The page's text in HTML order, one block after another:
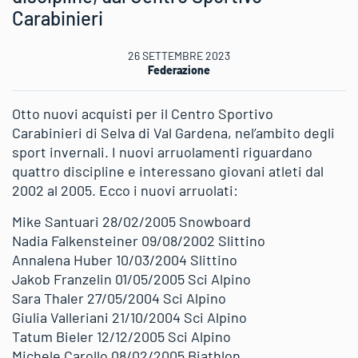
Carabinieri
26 SETTEMBRE 2023
Federazione
Otto nuovi acquisti per il Centro Sportivo
Carabinieri di Selva di Val Gardena, nel’ambito degli
sport invernali. I nuovi arruolamenti riguardano
quattro discipline e interessano giovani atleti dal
2002 al 2005. Ecco i nuovi arruolati:
Mike Santuari 28/02/2005 Snowboard
Nadia Falkensteiner 09/08/2002 Slittino
Annalena Huber 10/03/2004 Slittino
Jakob Franzelin 01/05/2005 Sci Alpino
Sara Thaler 27/05/2004 Sci Alpino
Giulia Valleriani 21/10/2004 Sci Alpino
Tatum Bieler 12/12/2005 Sci Alpino